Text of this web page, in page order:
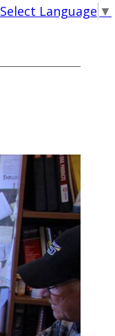
Select Language ▼